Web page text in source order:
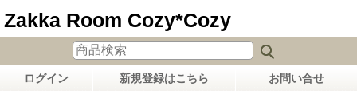
Zakka Room Cozy*Cozy
ログイン 新規登録はこちら お問い合せ